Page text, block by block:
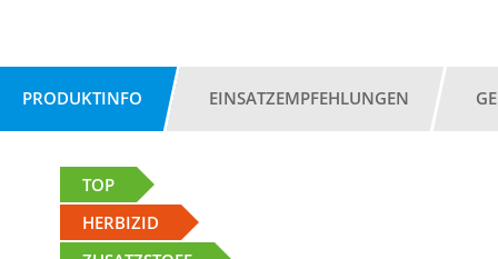
PRODUKTINFO EINSATZEMPFEHLUNGEN
TOP
HERBIZID